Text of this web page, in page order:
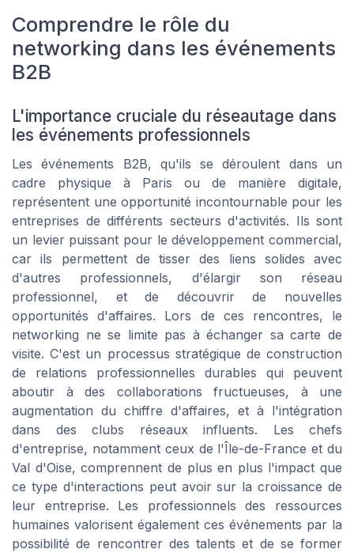
Comprendre le rôle du
networking dans les événements
B2B
L'importance cruciale du réseautage dans
les événements professionnels
Les événements B2B, qu'ils se déroulent dans un
cadre physique à Paris ou de manière digitale,
représentent une opportunité incontournable pour les
entreprises de différents secteurs d'activités. Ils sont
un levier puissant pour le développement commercial,
car ils permettent de tisser des liens solides avec
d'autres professionnels, d'élargir son réseau
professionnel, et de découvrir de nouvelles
opportunités d'affaires. Lors de ces rencontres, le
networking ne se limite pas à échanger sa carte de
visite. C'est un processus stratégique de construction
de relations professionnelles durables qui peuvent
aboutir à des collaborations fructueuses, à une
augmentation du chiffre d'affaires, et à l'intégration
dans des clubs réseaux influents. Les chefs
d'entreprise, notamment ceux de l'Île-de-France et du
Val d'Oise, comprennent de plus en plus l'impact que
ce type d'interactions peut avoir sur la croissance de
leur entreprise. Les professionnels des ressources
humaines valorisent également ces événements par la
possibilité de rencontrer des talents et de se former